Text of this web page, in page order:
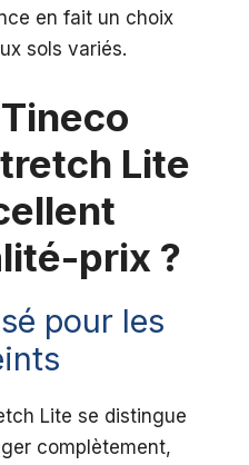
en fait un choix
sols variés.
Lite
prix ?
pour les
Lite se distingue
complètement,